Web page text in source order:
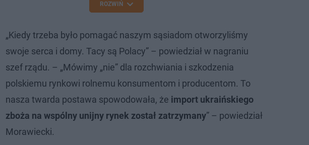
ROZWIŃ
„Kiedy trzeba było pomagać naszym sąsiadom otworzyliśmy
swoje serca i domy. Tacy są Polacy” – powiedział w nagraniu
szef rządu. – „Mówimy „nie” dla rozchwiania i szkodzenia
polskiemu rynkowi rolnemu konsumentom i producentom. To
nasza twarda postawa spowodowała, że import ukraińskiego
zboża na wspólny unijny rynek został zatrzymany” – powiedział
Morawiecki.